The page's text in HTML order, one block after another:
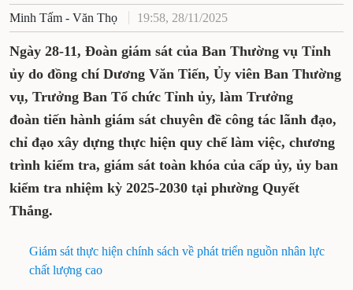
Minh Tấm - Văn Thọ 19:58, 28/11/2025
Ngày 28-11, Đoàn giám sát của Ban Thường vụ Tỉnh
ủy do đồng chí Dương Văn Tiến, Ủy viên Ban Thường
vụ, Trưởng Ban Tổ chức Tỉnh ủy, làm Trưởng
đoàn tiến hành giám sát chuyên đề công tác lãnh đạo,
chỉ đạo xây dựng thực hiện quy chế làm việc, chương
trình kiểm tra, giám sát toàn khóa của cấp ủy, ủy ban
kiểm tra nhiệm kỳ 2025-2030 tại phường Quyết
Thắng.
Giám sát thực hiện chính sách về phát triển nguồn nhân lực
chất lượng cao